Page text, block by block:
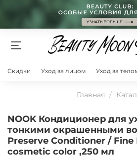
Скидки Уход за лицом Уход за
Главная
NOOK Кондиционер для
тонкими окрашенными
Preserve Conditioner /
cosmetic color ,250 мл